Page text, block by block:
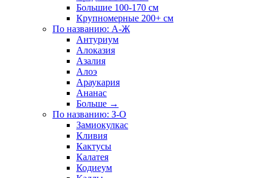
Большие 100-170 см
Крупномерные 200+ см
По названию: А-Ж
Антуриум
Алоказия
Азалия
Алоэ
Араукария
Ананас
Больше →
По названию: З-О
Замиокулкас
Кливия
Кактусы
Калатея
Кодиеум